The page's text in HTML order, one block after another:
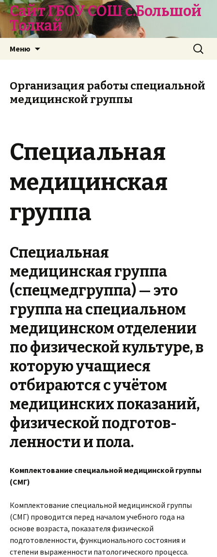
Сайт ГБОУ СОШ с.Большой
Толкай
Меню Найти:
Организация работы специальной
медицинской группы
Специальная
медицинская
группа
Специальная
медицинская группа
(спецмедгруппа)— это
группа на специальном
медицинском отделении
по физической культуре, в
которую учащиеся
отбираются с учётом
медицинских показаний,
физической подготов­
ленности и пола.
Комплектование специальной медицинской группы
(СМГ)
Комплектование специальной медицинской группы
(СМГ) проводится перед началом учебного года на
основе возраста, показателя физической
подготовленности, функционального состояния и
степени выраженности патологического процесса.